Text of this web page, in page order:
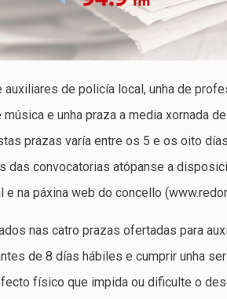
auxiliares de policía local, unha de
e unha praza a media xornada
prazas varía entre os 5 e os oito
das convocatorias atópanse a
na páxina web do concello
nas catro prazas ofertadas para
de 8 días hábiles e cumprir unha
físico que impida ou dificulte o